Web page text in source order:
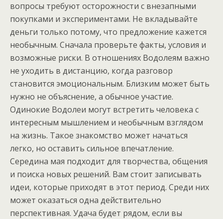
вопросы требуют осторожности с внезапными
покупками и экспериментами. Не вкладывайте
деньги только потому, что предложение кажется
необычным. Сначала проверьте факты, условия и
возможные риски. В отношениях Водолеям важно
не уходить в дистанцию, когда разговор
становится эмоциональным. Близким может быть
нужно не объяснение, а обычное участие.
Одинокие Водолеи могут встретить человека с
интересным мышлением и необычным взглядом
на жизнь. Такое знакомство может начаться
легко, но оставить сильное впечатление.
Середина мая подходит для творчества, общения
и поиска новых решений. Вам стоит записывать
идеи, которые приходят в этот период. Среди них
может оказаться одна действительно
перспективная. Удача будет рядом, если вы